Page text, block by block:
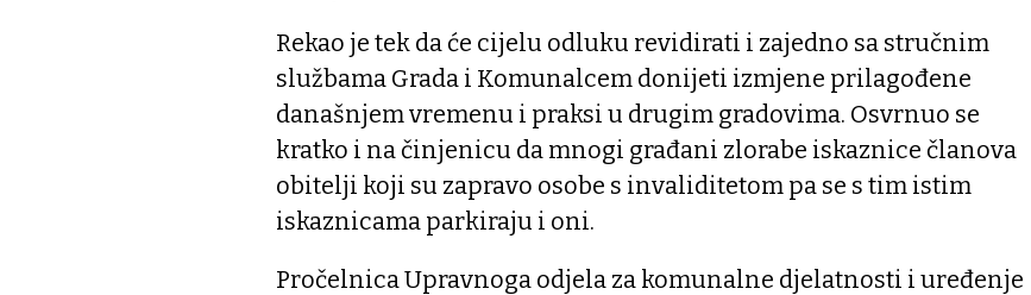
Rekao je tek da će cijelu odluku revidirati i zajedno sa stručnim
službama Grada i Komunalcem donijeti izmjene prilagođene
današnjem vremenu i praksi u drugim gradovima. Osvrnuo se
kratko i na činjenicu da mnogi građani zlorabe iskaznice članova
obitelji koji su zapravo osobe s invaliditetom pa se s tim istim
iskaznicama parkiraju i oni.
Pročelnica Upravnoga odjela za komunalne djelatnosti i uređenje